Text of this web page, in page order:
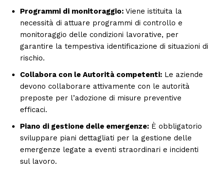
Programmi di monitoraggio: Viene istituita la
necessità di attuare programmi di controllo e
monitoraggio delle condizioni lavorative, per
garantire la tempestiva identificazione di situazioni di
rischio.
Collabora con le Autorità competenti: Le aziende
devono collaborare attivamente con le autorità
preposte per l’adozione di misure preventive
efficaci.
Piano di gestione delle emergenze: È obbligatorio
sviluppare piani dettagliati per la gestione delle
emergenze legate a eventi straordinari e incidenti
sul lavoro.